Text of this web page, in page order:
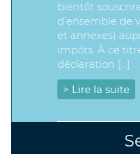
bientôt
d’ensemble de
et annexes)
impôts. À ce
déclaration […]
> Lire la suite